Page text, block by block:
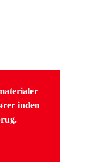
inden